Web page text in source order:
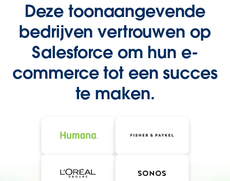
Deze toonaangevende
bedrijven vertrouwen op
Salesforce om hun e-
commerce tot een succes
te maken.